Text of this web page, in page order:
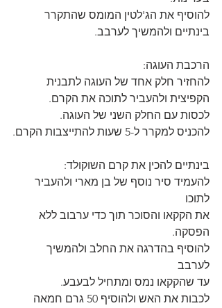
להוסיף את הג'לטין המומס שהתקרר
בינתיים ולהמשיך לערבב.
הרכבת העוגה:
להחזיר חלק אחד של העוגה לתבנית
הקפיצית ולהעביר לתוכה את הקרם.
לכסות עם החלק השני של העוגה.
להכניס למקרר ל-5 שעות להתייצבות הקרם.
בינתיים להכין את קרם השוקולד:
להעמיד סיר נוסף של בן מארי ולהעביר
לתוכו
את הקקאו והסוכר תוך כדי ערבוב ללא
הפסקה.
להוסיף בהדרגה את החלב ולהמשיך
לערבב
עד שהקקאו נמס ומתחיל לבעבע.
לכבות את האש ולהוסיף 50 גרם חמאה